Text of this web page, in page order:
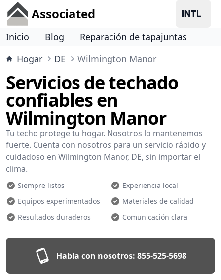
Associated
Inicio Blog
Reparación de tapajuntas
Hogar
DE Wilmington Manor
Servicios de techado
confiables en
Wilmington Manor
Tu techo protege tu hogar. Nosotros lo mantenemos
fuerte. Cuenta con nosotros para un servicio rápido y
cuidadoso en Wilmington Manor, DE, sin importar el
clima.
Siempre listos
Experiencia local
Equipos experimentados
Materiales de calidad
Resultados duraderos
Comunicación clara
Habla con nosotros: 855-525-5698